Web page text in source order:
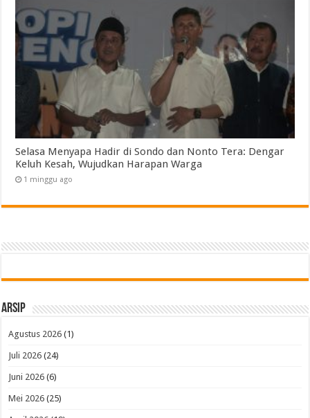
Selasa Menyapa Hadir di Sondo dan Nonto Tera: Dengar
Keluh Kesah, Wujudkan Harapan Warga
1 minggu ago
Arsip
Agustus 2026 (1)
Juli 2026 (24)
Juni 2026 (6)
Mei 2026 (25)